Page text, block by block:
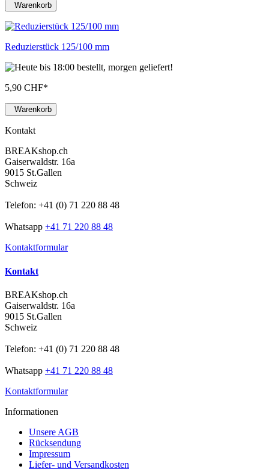
Warenkorb
Reduzierstück 125/100 mm
5,90 CHF*
Warenkorb
Kontakt
BREAKshop.ch
Gaiserwaldstr. 16a
9015 St.Gallen
Schweiz
Telefon: +41 (0) 71 220 88 48
Whatsapp +41 71 220 88 48
Kontaktformular
Kontakt
BREAKshop.ch
Gaiserwaldstr. 16a
9015 St.Gallen
Schweiz
Telefon: +41 (0) 71 220 88 48
Whatsapp +41 71 220 88 48
Kontaktformular
Informationen
Unsere AGB
Rücksendung
Impressum
Liefer- und Versandkosten